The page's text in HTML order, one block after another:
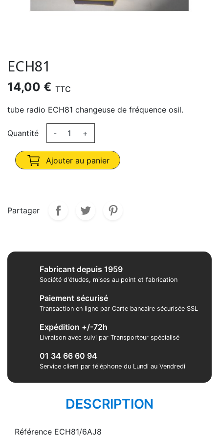
ECH81
14,00 € TTC
tube radio ECH81 changeuse de fréquence osil.
Quantité - +
Ajouter au panier
Partager
Fabricant depuis 1959
Société d'études, mises au point et fabrication
Paiement sécurisé
Transaction en ligne par Carte bancaire sécurisée SSL
Expédition +/-72h
Livraison avec suivi par Transporteur spécialisé
01 34 66 60 94
Service client par téléphone du Lundi au Vendredi
DESCRIPTION
Référence ECH81/6AJ8